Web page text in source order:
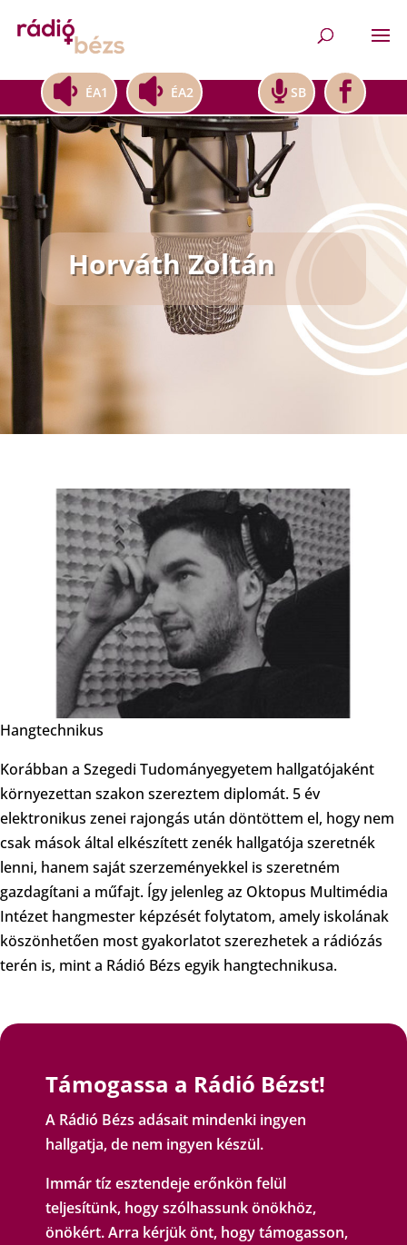
ÉA1 ÉA2 SB
Horváth Zoltán
Hangtechnikus
Korábban a Szegedi Tudományegyetem hallgatójaként
környezettan szakon szereztem diplomát. 5 év
elektronikus zenei rajongás után döntöttem el, hogy nem
csak mások által elkészített zenék hallgatója szeretnék
lenni, hanem saját szerzeményekkel is szeretném
gazdagítani a műfajt. Így jelenleg az Oktopus Multimédia
Intézet hangmester képzését folytatom, amely iskolának
köszönhetően most gyakorlatot szerezhetek a rádiózás
terén is, mint a Rádió Bézs egyik hangtechnikusa.
Támogassa a Rádió Bézst!
A Rádió Bézs adásait mindenki ingyen
hallgatja, de nem ingyen készül.
Immár tíz esztendeje erőnkön felül
teljesítünk, hogy szólhassunk önökhöz,
önökért. Arra kérjük önt, hogy támogasson,